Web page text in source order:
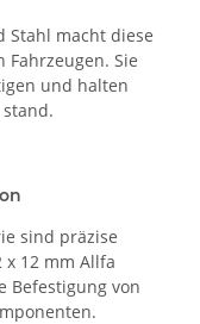
Stahl macht diese
Sie
und halten
sind präzise
x 12 mm Allfa
Befestigung von